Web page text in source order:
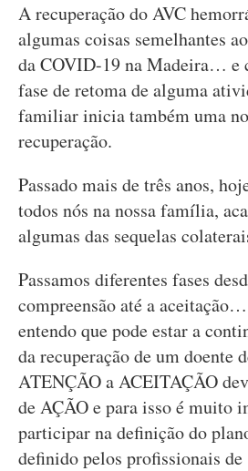
A recuperação do AVC
algumas coisas semelhantes
da COVID-19 na Madeira… e
fase de retoma de alguma
familiar inicia também uma
recuperação.
Passado mais de três anos,
todos nós na nossa família,
algumas das sequelas
Passamos diferentes fases
compreensão até a
entendo que pode estar a
da recuperação de um doente
ATENÇÃO a ACEITAÇÃO
de AÇÃO e para isso é muito
participar na definição do
definido pelos profissionais de